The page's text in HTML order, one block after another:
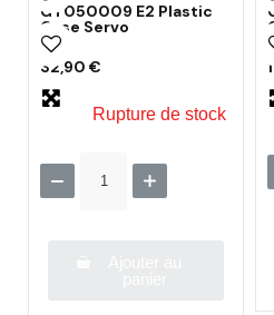
GT050009 E2 Plastic
Case Servo
32,90 €
Rupture de stock